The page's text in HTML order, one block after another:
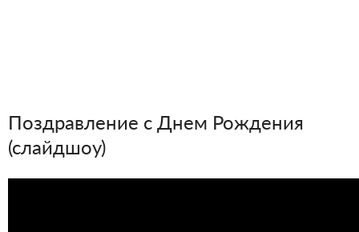
Поздравление с Днем Рождения
(слайдшоу)